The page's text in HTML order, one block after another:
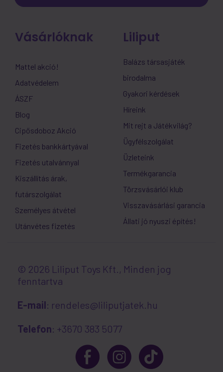
Vásárlóknak
Mattel akció!
Adatvédelem
ÁSZF
Blog
Cipősdoboz Akció
Fizetés bankkártyával
Fizetés utalvánnyal
Kiszállítás árak,
futárszolgálat
Személyes átvétel
Utánvétes fizetés
Liliput
Balázs társasjáték
birodalma
Gyakori kérdések
Híreink
Mit rejt a Játékvilág?
Ügyfélszolgálat
Üzleteink
Termékgarancia
Törzsvásárlói klub
Visszavásárlási garancia
Állati jó nyuszi építés!
© 2026 Liliput Toys Kft., Minden jog
fenntartva
E-mail: rendeles@liliputjatek.hu
Telefon: +3670 383 5077